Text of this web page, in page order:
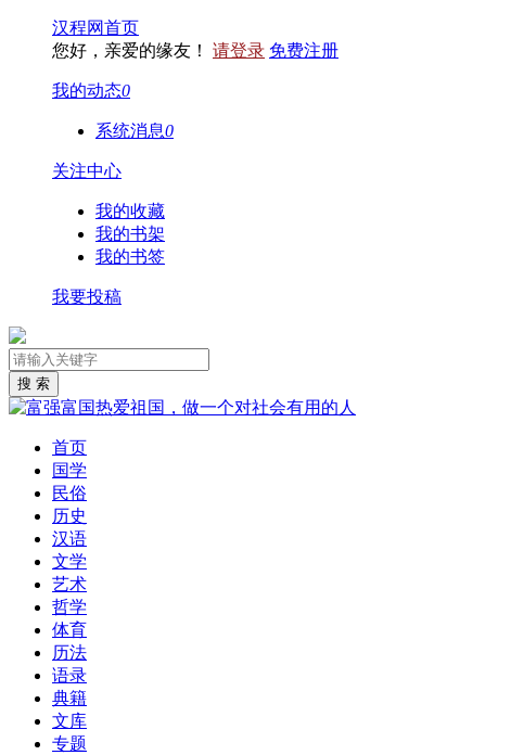
汉程网首页
您好，亲爱的缘友！ 请登录 免费注册
我的动态0
系统消息0
关注中心
我的收藏
我的书架
我的书签
我要投稿
首页
国学
民俗
历史
汉语
文学
艺术
哲学
体育
历法
语录
典籍
文库
专题